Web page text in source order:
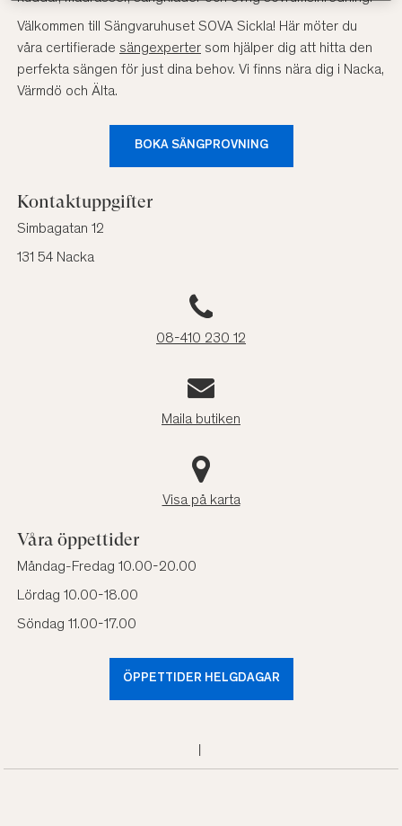
Välkommen till Sängvaruhuset SOVA Sickla! Här möter du
våra certifierade sängexperter som hjälper dig att hitta den
perfekta sängen för just dina behov. Vi finns nära dig i Nacka,
Värmdö och Älta.
BOKA SÄNGPROVNING
Kontaktuppgifter
Simbagatan 12
131 54 Nacka
08-410 230 12
Maila butiken
Visa på karta
Våra öppettider
Måndag-Fredag 10.00-20.00
Lördag 10.00-18.00
Söndag 11.00-17.00
ÖPPETTIDER HELGDAGAR